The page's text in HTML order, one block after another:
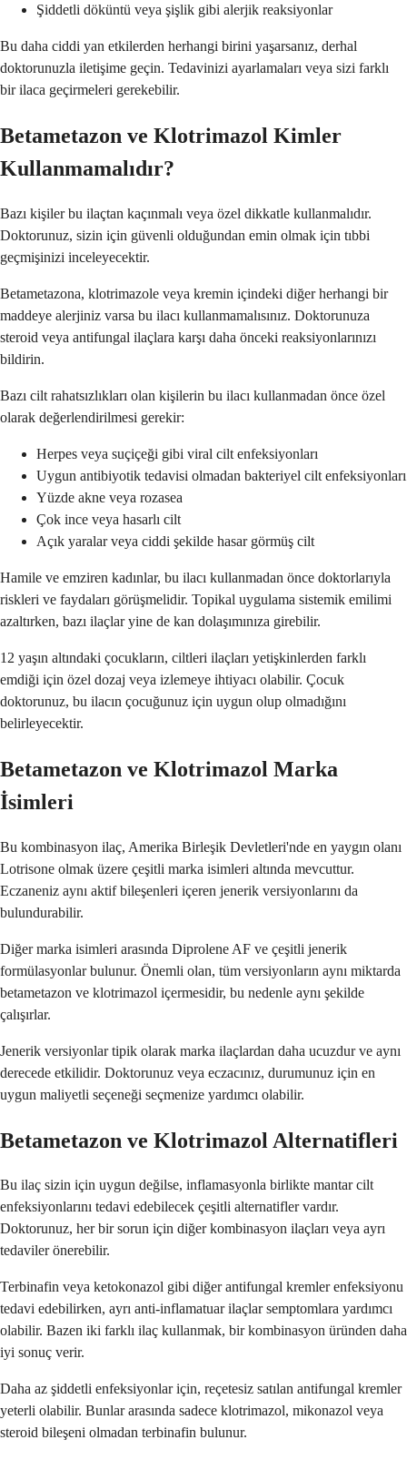
Şiddetli döküntü veya şişlik gibi alerjik reaksiyonlar
Bu daha ciddi yan etkilerden herhangi birini yaşarsanız, derhal
doktorunuzla iletişime geçin. Tedavinizi ayarlamaları veya sizi farklı
bir ilaca geçirmeleri gerekebilir.
Betametazon ve Klotrimazol Kimler
Kullanmamalıdır?
Bazı kişiler bu ilaçtan kaçınmalı veya özel dikkatle kullanmalıdır.
Doktorunuz, sizin için güvenli olduğundan emin olmak için tıbbi
geçmişinizi inceleyecektir.
Betametazona, klotrimazole veya kremin içindeki diğer herhangi bir
maddeye alerjiniz varsa bu ilacı kullanmamalısınız. Doktorunuza
steroid veya antifungal ilaçlara karşı daha önceki reaksiyonlarınızı
bildirin.
Bazı cilt rahatsızlıkları olan kişilerin bu ilacı kullanmadan önce özel
olarak değerlendirilmesi gerekir:
Herpes veya suçiçeği gibi viral cilt enfeksiyonları
Uygun antibiyotik tedavisi olmadan bakteriyel cilt enfeksiyonları
Yüzde akne veya rozasea
Çok ince veya hasarlı cilt
Açık yaralar veya ciddi şekilde hasar görmüş cilt
Hamile ve emziren kadınlar, bu ilacı kullanmadan önce doktorlarıyla
riskleri ve faydaları görüşmelidir. Topikal uygulama sistemik emilimi
azaltırken, bazı ilaçlar yine de kan dolaşımınıza girebilir.
12 yaşın altındaki çocukların, ciltleri ilaçları yetişkinlerden farklı
emdiği için özel dozaj veya izlemeye ihtiyacı olabilir. Çocuk
doktorunuz, bu ilacın çocuğunuz için uygun olup olmadığını
belirleyecektir.
Betametazon ve Klotrimazol Marka
İsimleri
Bu kombinasyon ilaç, Amerika Birleşik Devletleri'nde en yaygın olanı
Lotrisone olmak üzere çeşitli marka isimleri altında mevcuttur.
Eczaneniz aynı aktif bileşenleri içeren jenerik versiyonlarını da
bulundurabilir.
Diğer marka isimleri arasında Diprolene AF ve çeşitli jenerik
formülasyonlar bulunur. Önemli olan, tüm versiyonların aynı miktarda
betametazon ve klotrimazol içermesidir, bu nedenle aynı şekilde
çalışırlar.
Jenerik versiyonlar tipik olarak marka ilaçlardan daha ucuzdur ve aynı
derecede etkilidir. Doktorunuz veya eczacınız, durumunuz için en
uygun maliyetli seçeneği seçmenize yardımcı olabilir.
Betametazon ve Klotrimazol Alternatifleri
Bu ilaç sizin için uygun değilse, inflamasyonla birlikte mantar cilt
enfeksiyonlarını tedavi edebilecek çeşitli alternatifler vardır.
Doktorunuz, her bir sorun için diğer kombinasyon ilaçları veya ayrı
tedaviler önerebilir.
Terbinafin veya ketokonazol gibi diğer antifungal kremler enfeksiyonu
tedavi edebilirken, ayrı anti-inflamatuar ilaçlar semptomlara yardımcı
olabilir. Bazen iki farklı ilaç kullanmak, bir kombinasyon üründen daha
iyi sonuç verir.
Daha az şiddetli enfeksiyonlar için, reçetesiz satılan antifungal kremler
yeterli olabilir. Bunlar arasında sadece klotrimazol, mikonazol veya
steroid bileşeni olmadan terbinafin bulunur.